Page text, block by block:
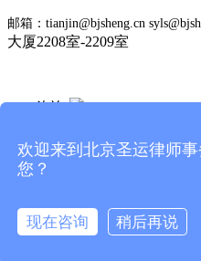
邮箱：tianjin@bjsheng.cn
大厦2208室-2209室
Q Q 咨询
关注微博
友情连接： 北京圣运律师事务
互联
欢迎来到北京圣运律师
您？
现在咨询
稍后再说
免费